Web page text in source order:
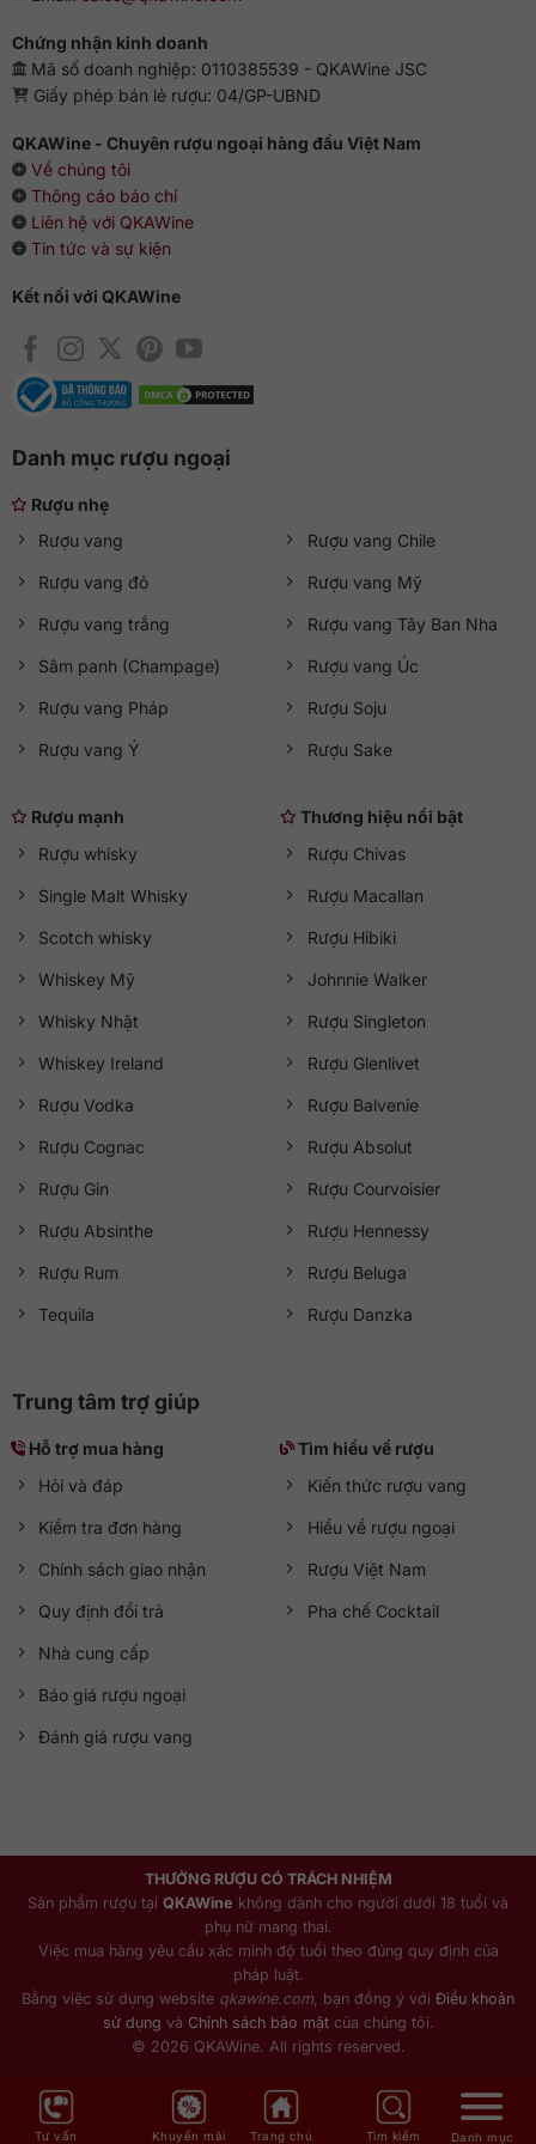
Chứng nhận kinh doanh
Mã số doanh nghiệp: 0110385539 - QKAWine JSC
Giấy phép bán lẻ rượu: 04/GP-UBND
QKAWine - Chuyên rượu ngoại hàng đầu Việt Nam
Về chúng tôi
Thông cáo báo chí
Liên hệ với QKAWine
Tin tức và sự kiện
Kết nối với QKAWine
Danh mục rượu ngoại
Rượu nhẹ
Rượu vang
Rượu vang đỏ
Rượu vang trắng
Sâm panh (Champage)
Rượu vang Pháp
Rượu vang Ý
Rượu vang Chile
Rượu vang Mỹ
Rượu vang Tây Ban Nha
Rượu vang Úc
Rượu Soju
Rượu Sake
Rượu mạnh
Rượu whisky
Single Malt Whisky
Scotch whisky
Whiskey Mỹ
Whisky Nhật
Whiskey Ireland
Rượu Vodka
Rượu Cognac
Rượu Gin
Rượu Absinthe
Rượu Rum
Tequila
Thương hiệu nổi bật
Rượu Chivas
Rượu Macallan
Rượu Hibiki
Johnnie Walker
Rượu Singleton
Rượu Glenlivet
Rượu Balvenie
Rượu Absolut
Rượu Courvoisier
Rượu Hennessy
Rượu Beluga
Rượu Danzka
Trung tâm trợ giúp
Hỗ trợ mua hàng
Hỏi và đáp
Kiểm tra đơn hàng
Chính sách giao nhận
Quy định đổi trả
Nhà cung cấp
Báo giá rượu ngoại
Đánh giá rượu vang
Tìm hiểu về rượu
Kiến thức rượu vang
Hiểu về rượu ngoại
Rượu Việt Nam
Pha chế Cocktail
THƯỞNG RƯỢU CÓ TRÁCH NHIỆM
Sản phẩm rượu tại QKAWine không dành cho người dưới 18 tuổi và
phụ nữ mang thai.
Việc mua hàng yêu cầu xác minh độ tuổi theo đúng quy định của
pháp luật.
Bằng việc sử dụng website qkawine.com , bạn đồng ý với Điều khoản
sử dụng và Chính sách bảo mậtcủa chúng tôi.
© 2026 QKAWine. All rights reserved.
Tư vấn Khuyến mãi Trang chủ Tìm kiếm Danh mục